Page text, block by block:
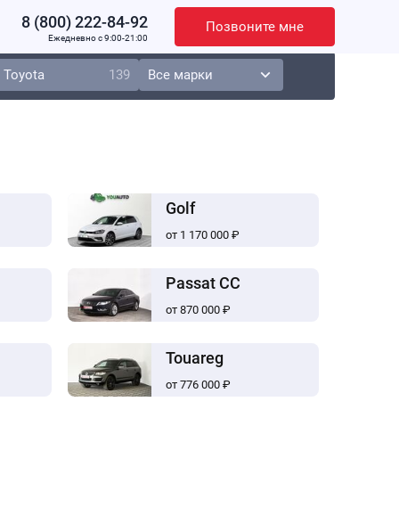
8 (800) 222-84-92
Ежедневно c 9:00-21:00
Позвоните мне
Toyota 139
Golf
от 1 170 000 ₽
Passat CC
от 870 000 ₽
Touareg
от 776 000 ₽